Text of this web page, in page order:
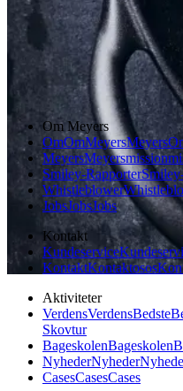
Om Meyers
OmOmMeyersMeyers
MeyersMeyersmission
Smiley-Rapporter
Whistleblower
JobsJobsJobs
Kontakt
Kundeservice
KontaktKontaktosos
Aktiviteter
VerdensVerdensBedste
Skovtur
BageskolenBageskolen
NyhederNyheder
CasesCasesCases